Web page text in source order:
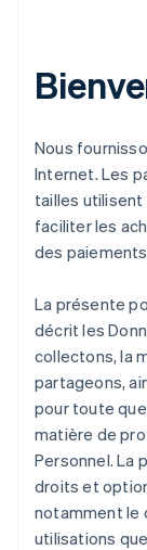
Nous
Internet. Les
tailles
faciliter les
des
La présente
décrit les
collectons, la
partageons,
pour toute
matière de
Personnel. La
droits et
notamment le
utilisations